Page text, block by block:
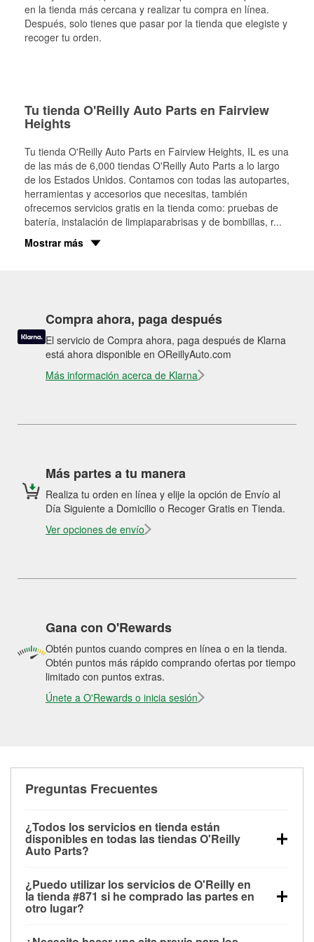
en la tienda más cercana y realizar tu compra en línea.
Después, solo tienes que pasar por la tienda que elegiste y
recoger tu orden.
Tu tienda O'Reilly Auto Parts en Fairview
Heights
Tu tienda O'Reilly Auto Parts en Fairview Heights, IL es una
de las más de 6,000 tiendas O'Reilly Auto Parts a lo largo
de los Estados Unidos. Contamos con todas las autopartes,
herramientas y accesorios que necesitas, también
ofrecemos servicios gratis en la tienda como: pruebas de
batería, instalación de limpiaparabrisas y de bombillas, r...
Mostrar más
Compra ahora, paga después
El servicio de Compra ahora, paga después de Klarna
está ahora disponible en OReillyAuto.com
Más información acerca de Klarna
Más partes a tu manera
Realiza tu orden en línea y elije la opción de Envío al
Día Siguiente a Domicilio o Recoger Gratis en Tienda.
Ver opciones de envío
Gana con O'Rewards
Obtén puntos cuando compres en línea o en la tienda.
Obtén puntos más rápido comprando ofertas por tiempo
limitado con puntos extras.
Únete a O'Rewards o inicia sesión
Preguntas Frecuentes
¿Todos los servicios en tienda están
disponibles en todas las tiendas O'Reilly
Auto Parts?
las pruebas de batería, pruebas de alternador y
motor de arranque, revisión de la luz “Check Engine”
con O'Reilly VeriScan® e instalación de
limpiaparabrisas o bombillas, están disponibles en
¿Puedo utilizar los servicios de O'Reilly en
la tienda #871 si he comprado las partes en
otro lugar?